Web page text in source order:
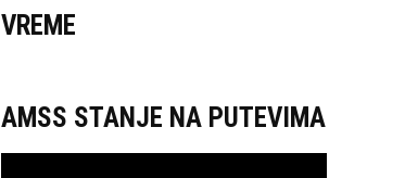
VREME
AMSS STANJE NA PUTEVIMA